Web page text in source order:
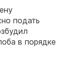
подать
в порядке